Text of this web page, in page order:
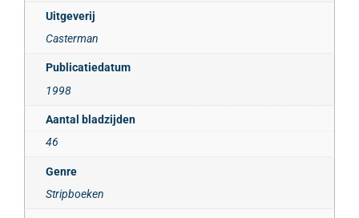
Uitgeverij
Casterman
Publicatiedatum
1998
Aantal bladzijden
46
Genre
Stripboeken